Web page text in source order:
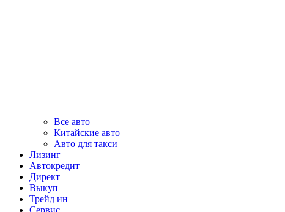
Все авто
Китайские авто
Авто для такси
Лизинг
Автокредит
Директ
Выкуп
Трейд ин
Сервис